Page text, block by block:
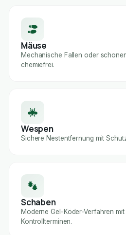
Mäuse
Mechanische Fallen oder
chemiefrei.
Wespen
Sichere Nestentfernung mit
Schaben
Moderne Gel-Köder-Verfahren
Kontrollterminen.